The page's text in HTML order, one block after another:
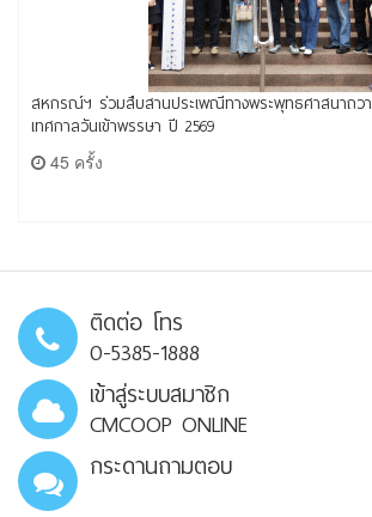
สหกรณ์ฯ ร่วมสืบสานประเพณีทางพระพุทธศาสนาถวา
เทศกาลวันเข้าพรรษา ปี 2569
45 ครั้ง
ติดต่อ โทร
0-5385-1888
เข้าสู่ระบบสมาชิก
CMCOOP ONLINE
กระดานถามตอบ